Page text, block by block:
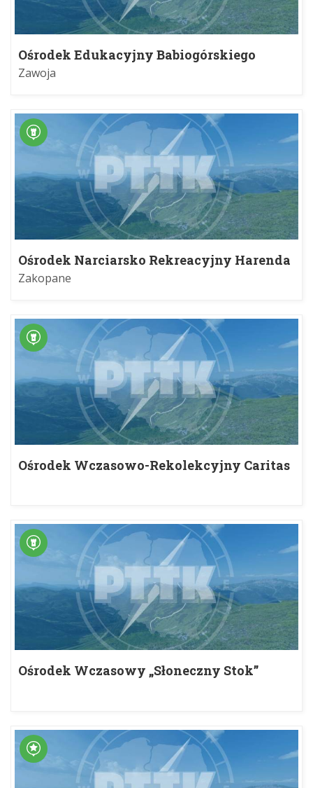
Ośrodek Edukacyjny Babiogórskiego
Parku Narodowego w Zawoi
Zawoja
Ośrodek Narciarsko Rekreacyjny Harenda
Zakopane
Ośrodek Wczasowo-Rekolekcyjny Caritas
im. Jana Pawła II w Zakrzowie
Ośrodek Wczasowy „Słoneczny Stok”